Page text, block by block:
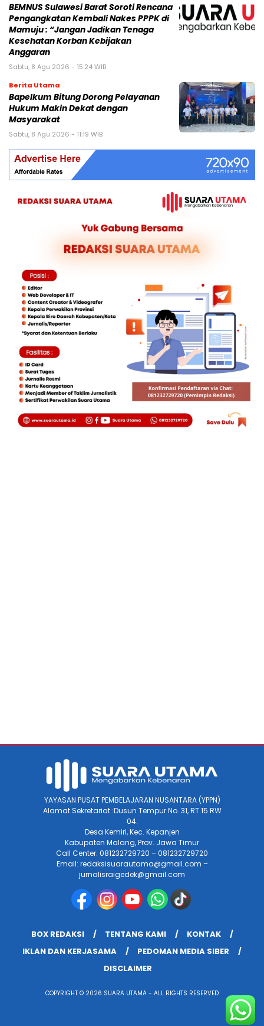
BEMNUS Sulawesi Barat Soroti Rencana
Pengangkatan Kembali Nakes PPPK di
Mamuju : “Jangan Jadikan Tenaga
Kesehatan Korban Kebijakan
Anggaran
Sabtu, 8 Agu 2026 - 15:24 WIB
Berita Utama
Bapelkum Bitung Dorong Pelayanan
Hukum Makin Dekat dengan
Masyarakat
Sabtu, 8 Agu 2026 - 11:19 WIB
YAYASAN PUSAT PEMBELAJARAN NUSANTARA (YPPN)
Alamat Sekretariat :Dusun Tempur No. 31, RT 15 RW
04.
Desa Kemiri, Kec. Kepanjen
Kabupaten Malang, Prov. Jawa Timur
Call Center: 081232729720 – 081232729720
Email: redaksisuarautama@gmail.com –
jurnalisraigedek@gmail.com
BOX REDAKSI TENTANG KAMI
KONTAK
IKLAN DAN KERJASAMA
PEDOMAN MEDIA SIBER
DISCLAIMER
COPYRIGHT © 2026 SUARA UTAMA - ALL RIGHTS RESERVED